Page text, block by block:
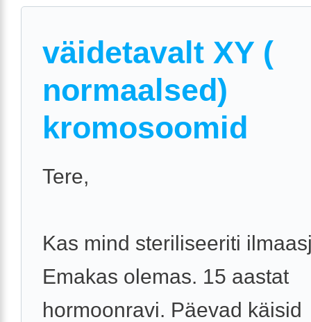
väidetavalt XY (
normaalsed)
kromosoomid
Tere,
Kas mind steriliseeriti
Emakas olemas. 15 aastat
hormoonravi. Päevad käisid